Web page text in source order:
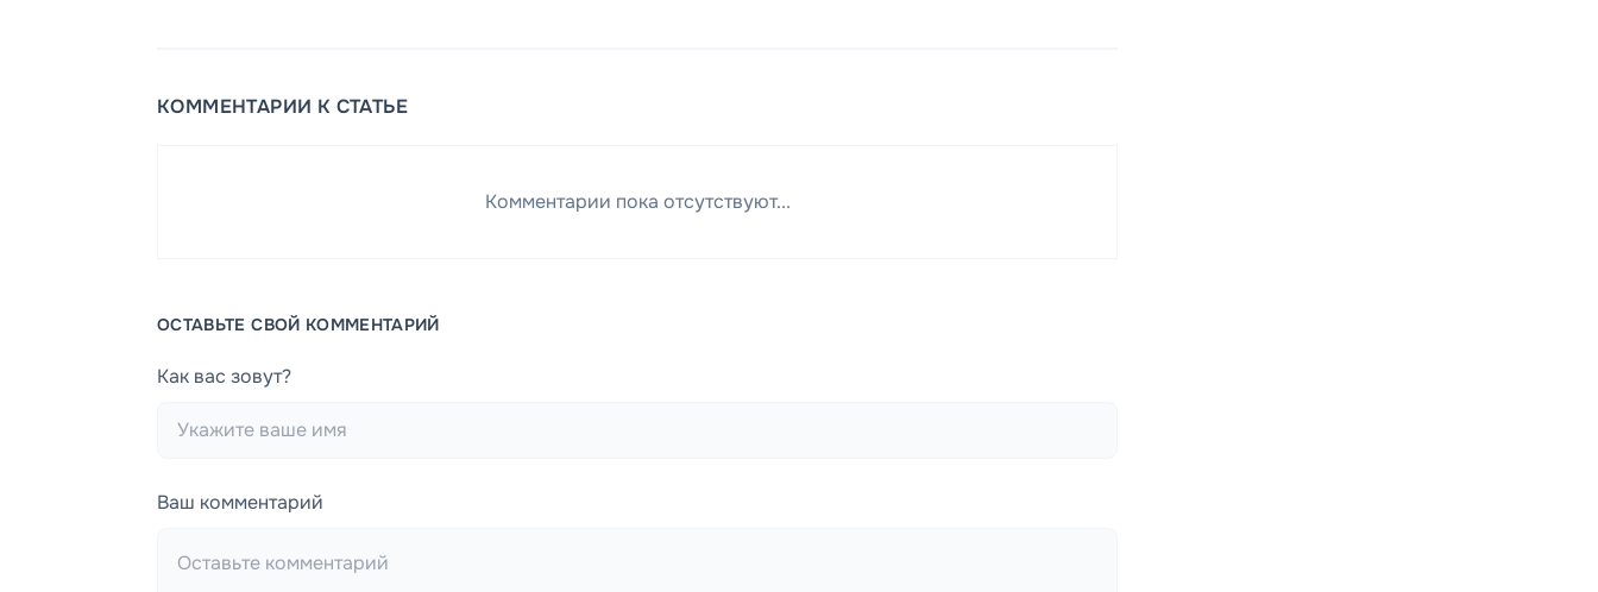
КОММЕНТАРИИ К СТАТЬЕ
Комментарии пока отсутствуют...
ОСТАВЬТЕ СВОЙ КОММЕНТАРИЙ
Как вас зовут?
Ваш комментарий